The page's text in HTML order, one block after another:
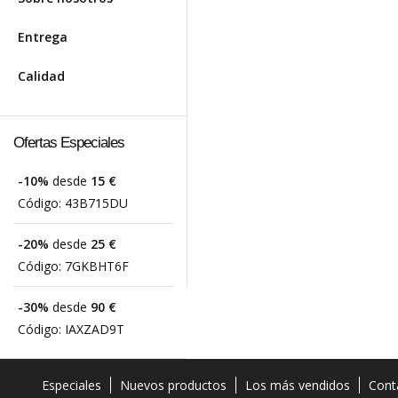
Entrega
Calidad
Ofertas Especiales
-10% desde 15 €
Código: 43B715DU
-20% desde 25 €
Código: 7GKBHT6F
-30% desde 90 €
Código: IAXZAD9T
Especiales Nuevos productos Los más vendidos